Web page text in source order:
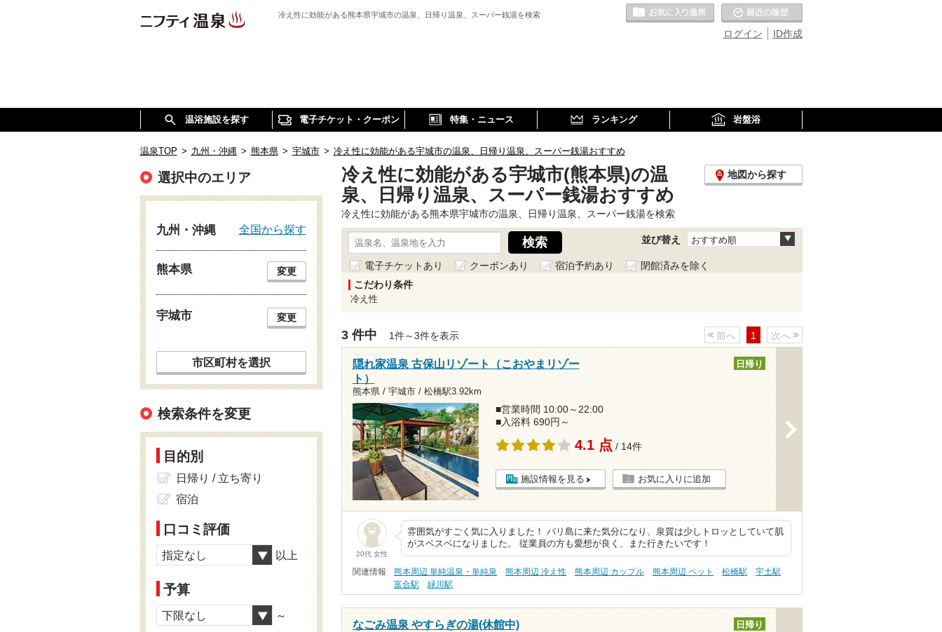
冷え性に効能がある熊本県宇城市の温泉、日帰り温泉、スーパー銭湯を検索
ID作成
ログイン
お気に入りの温泉
温浴施設を探す 電子チケット・クーポン 特集・ニュース ランキング 岩盤浴
温泉TOP > 九州・沖縄 > 熊本県 > 宇城市 > 冷え性に効能がある宇城市の温泉、日帰り温泉、スーパー銭湯おすすめ
冷え性に効能がある宇城市(熊本県)の温
泉、日帰り温泉、スーパー銭湯おすすめ
地図から探す
冷え性に効能がある熊本県宇城市の温泉、日帰り温泉、スーパー銭湯を検索
並び替え おすすめ順
電子チケットあり クーポンあり 宿泊予約あり
閉館済みを除く
こだわり条件
冷え性
3 件中 1件～3件を表示 前へ 1 次へ
隠れ家温泉 古保山リゾート（こおやまリゾー
ト）
熊本県 / 宇城市 / 松橋駅3.92km
日帰り
■営業時間 10:00～22:00
■入浴料 690円～
4.1 点 / 14件
施設情報を見る お気に入りに追加
20代 女性
雰囲気がすごく気に入りました！ バリ島に来た気分になり、泉質は少しトロッとしていて肌
がスベスベになりました。 従業員の方も愛想が良く、また行きたいです！
関連情報 熊本周辺 単純温泉・単純泉 熊本周辺 冷え性 熊本周辺 カップル 熊本周辺 ペット 松橋駅
宇土駅
富合駅
緑川駅
なごみ温泉 やすらぎの湯(休館中) 日帰り
選択中のエリア
九州・沖縄 全国から探す
熊本県 変更
宇城市 変更
市区町村を選択
検索条件を変更
目的別
日帰り / 立ち寄り
宿泊
口コミ評価
指定なし 以上
予算
下限なし ～